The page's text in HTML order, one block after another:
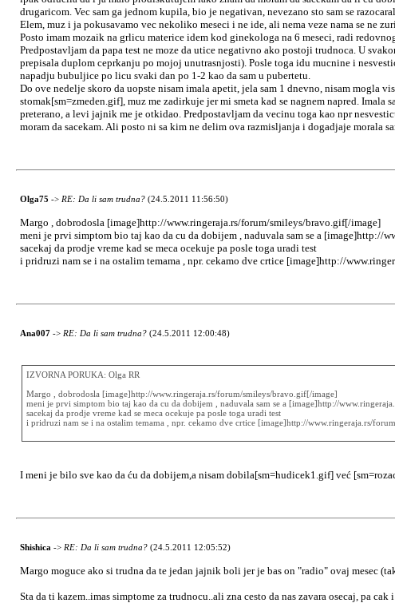
drugaricom. Vec sam ga jednom kupila, bio je negativan, nevezano sto sam se
Elem, muz i ja pokusavamo vec nekoliko meseci i ne ide, ali nema veze nama se ne
Posto imam mozaik na grlicu materice idem kod ginekologa na 6 meseci, radi
Predpostavljam da papa test ne moze da utice negativno ako postoji trudnoca. U
prepisala duplom ceprkanju po mojoj unutrasnjosti). Posle toga idu mucnine i
napadju bubuljice po licu svaki dan po 1-2 kao da sam u pubertetu.
Do ove nedelje skoro da uopste nisam imala apetit, jela sam 1 dnevno, nisam mogla
stomak[sm=zmeden.gif], muz me zadirkuje jer mi smeta kad se nagnem napred.
preterano, a levi jajnik me je otkidao. Predpostavljam da vecinu toga kao npr
moram da sacekam. Ali posto ni sa kim ne delim ova razmisljanja i dogadjaje morala
Olga75 -> RE: Da li sam trudna? (24.5.2011 11:56:50)
Margo , dobrodosla [image]http://www.ringeraja.rs/forum/smileys/bravo.gif[/image]
meni je prvi simptom bio taj kao da cu da dobijem , naduvala sam se a
sacekaj da prodje vreme kad se meca ocekuje pa posle toga uradi test
i pridruzi nam se i na ostalim temama , npr. cekamo dve crtice [image]http://
Ana007-> RE: Da li sam trudna? (24.5.2011 12:00:48)
IZVORNA PORUKA: Olga RR
Margo , dobrodosla [image]http://www.ringeraja.rs/forum/smileys/bravo.gif[/image]
meni je prvi simptom bio taj kao da cu da dobijem , naduvala sam se a [image]http://
sacekaj da prodje vreme kad se meca ocekuje pa posle toga uradi test
i pridruzi nam se i na ostalim temama , npr. cekamo dve crtice [image]http://www.ringeraja.rs/
I meni je bilo sve kao da ću da dobijem,a nisam dobila[sm=hudicek1.gif] već
Shishica -> RE: Da li sam trudna? (24.5.2011 12:05:52)
Margo moguce ako si trudna da te jedan jajnik boli jer je bas on "radio" ovaj mesec
Sta da ti kazem..imas simptome za trudnocu..ali zna cesto da nas zavara osecaj, pa